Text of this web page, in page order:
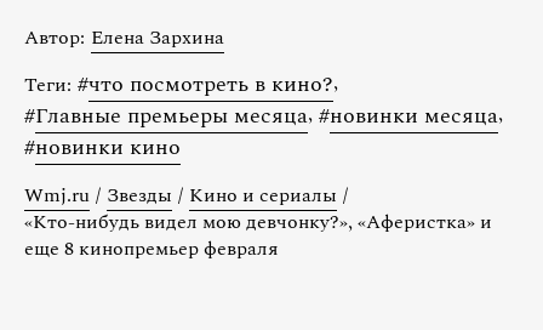
Автор: Елена Зархина
Теги: #что посмотреть в кино?,
#Главные премьеры месяца, #новинки месяца,
#новинки кино
Wmj.ru / Звезды / Кино и сериалы /
«Кто-нибудь видел мою девчонку?», «Аферистка» и
еще 8 кинопремьер февраля